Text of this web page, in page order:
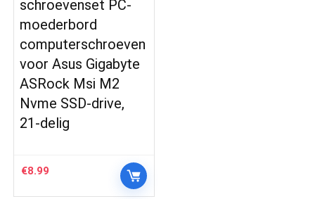
schroevenset PC-
moederbord
computerschroeven
voor Asus Gigabyte
ASRock Msi M2
Nvme SSD-drive,
21-delig
€8.99